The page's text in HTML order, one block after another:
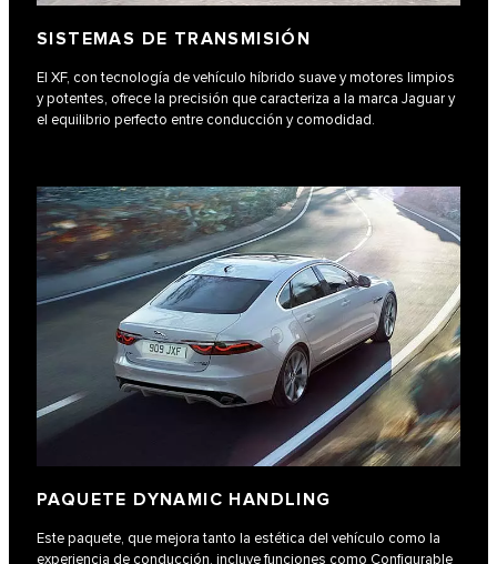
SISTEMAS DE TRANSMISIÓN
El XF, con tecnología de vehículo híbrido suave y motores limpios
y potentes, ofrece la precisión que caracteriza a la marca Jaguar y
el equilibrio perfecto entre conducción y comodidad.
PAQUETE DYNAMIC HANDLING
Este paquete, que mejora tanto la estética del vehículo como la
experiencia de conducción, incluye funciones como Configurable